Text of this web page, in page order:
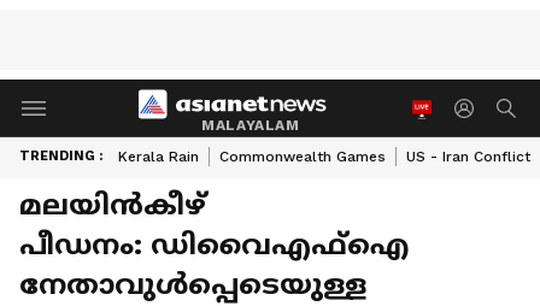
MALAYALAM
TRENDING : Kerala Rain Commonwealth Games US - Iran Conflict
മലയിൻകീഴ്
പീഡനം: ഡിവൈഎഫ്ഐ
നേതാവുൾപ്പെടെയുള്ള